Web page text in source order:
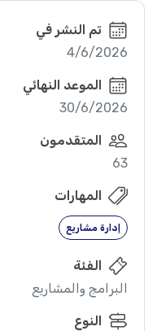
تم النشر في
4/6/2026
الموعد النهائي
30/6/2026
المتقدمون
63
المهارات
إدارة مشاريع
الفئة
البرامج والمشاريع
النوع